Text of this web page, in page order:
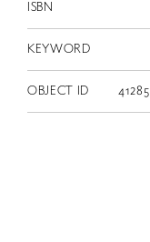
ISBN
KEYWORD
OBJECT ID 41285